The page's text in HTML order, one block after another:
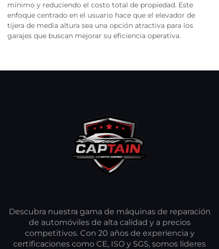
mínimo y reduciendo el costo total de propiedad. Este
enfoque centrado en el usuario hace que el elevador de
tijera de media altura sea una opción atractiva para los
garajes que buscan mejorar su eficiencia operativa.
Descubra nuestra gama de máquinas de reparación
de automóviles de alta calidad y a precios
competitivos. Con 20 años de experiencia y
certificaciones como CE, ISO y SGS, somos líderes